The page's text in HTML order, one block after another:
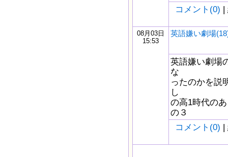
コメント(0) |
08月03日
15:53
英語嫌い劇場
英語嫌い劇場
な
ったのかを説
し
の高1時代の
の３
コメント(0) |